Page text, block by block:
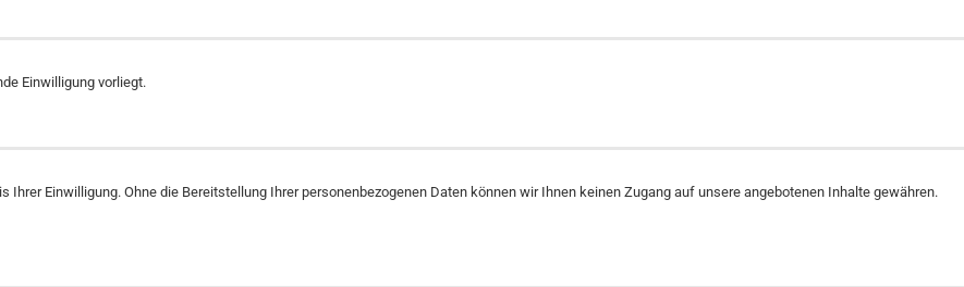
Einwilligung vorliegt.
Einwilligung. Ohne die Bereitstellung Ihrer personenbezogenen Daten können wir Ihnen keinen Zugang auf unsere angebotenen Inhalte gewähren.